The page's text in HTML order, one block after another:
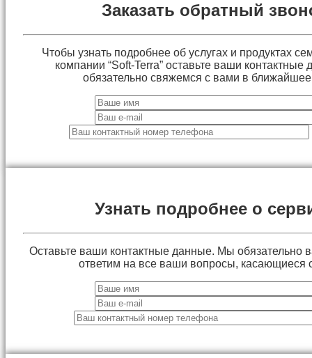
Заказать обратный
Чтобы узнать подробнее об услугах и продуктах
компании “Soft-Terra” оставьте ваши
обязательно свяжемся с вами в
Узнать подробнее о
Оставьте ваши контактные данные. Мы обязательно
ответим на все ваши вопросы, касающиеся